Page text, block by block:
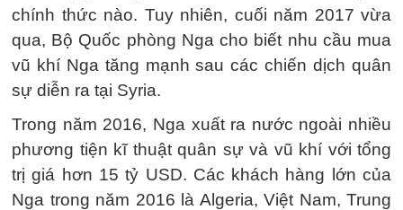
chính thức nào. Tuy nhiên, cuối năm 2017 vừa
qua, Bộ Quốc phòng Nga cho biết nhu cầu mua
vũ khí Nga tăng mạnh sau các chiến dịch quân
sự diễn ra tại Syria.
Trong năm 2016, Nga xuất ra nước ngoài nhiều
phương tiện kĩ thuật quân sự và vũ khí với tổng
trị giá hơn 15 tỷ USD. Các khách hàng lớn của
Nga trong năm 2016 là Algeria, Việt Nam, Trung